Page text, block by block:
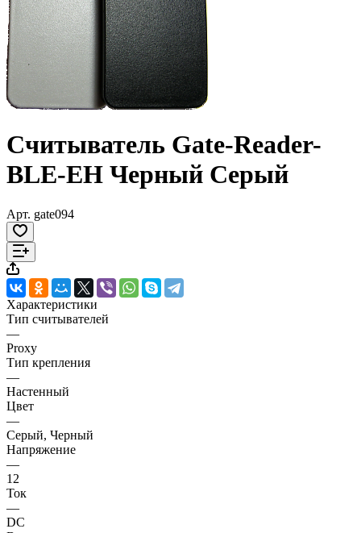
Считыватель Gate-Reader-
BLE-EH Черный Серый
Арт. gate094
Характеристики
Тип считывателей
—
Proxy
Тип крепления
—
Настенный
Цвет
—
Серый, Черный
Напряжение
—
12
Ток
—
DC